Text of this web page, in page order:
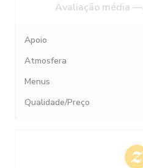
Avaliação média —
Apoio
Atmosfera
Menus
Qualidade/Preço